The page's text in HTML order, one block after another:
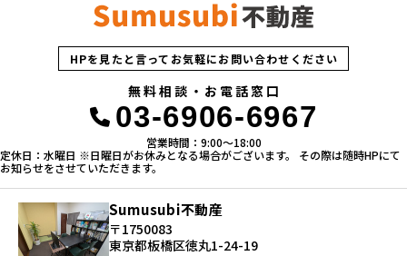
HPを見たと言ってお気軽にお問い合わせください
無料相談・お電話窓口
03-6906-6967
営業時間：9:00〜18:00
定休日：水曜日 ※日曜日がお休みとなる場合がございます。 その際は随時HPにて
お知らせをさせていただきます。
Sumusubi不動産
〒1750083
東京都板橋区徳丸1-24-19